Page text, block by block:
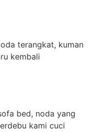
terangkat, kuman
kembali
bed, noda yang
kami cuci